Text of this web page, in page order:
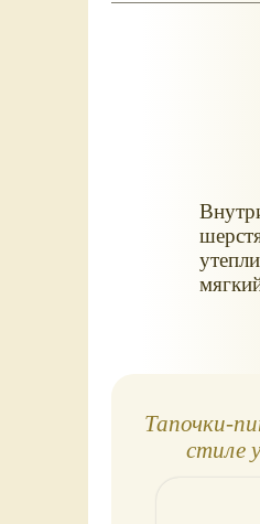
Тапочки-
стиле